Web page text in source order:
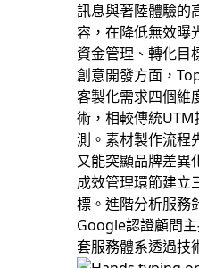
訊息與著陸體驗的
容，在降低無效曝
資金管理、轉化目
創意開發方面，
客製化需求四個維
術，相較傳統
測。素材製作流程
又能突顯品牌差異
成效管理環節建立
標。進階分析服務
Google認證顧問
套服務體系透過技